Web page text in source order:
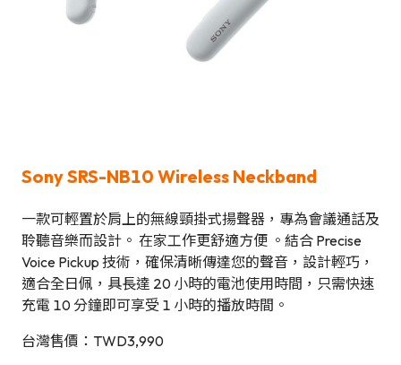
Sony SRS-NB10 Wireless Neckband
一款可輕置於肩上的無線頸掛式揚聲器，專為會議通話及
聆聽音樂而設計。 在家工作更舒適方便 。結合 Precise
Voice Pickup 技術，確保清晰傳達您的聲音，設計輕巧，
適合全日佩，具長達 20 小時的電池使用時間，只需快速
充電 10 分鐘即可享受 1 小時的播放時間。
台灣售價：TWD3,990